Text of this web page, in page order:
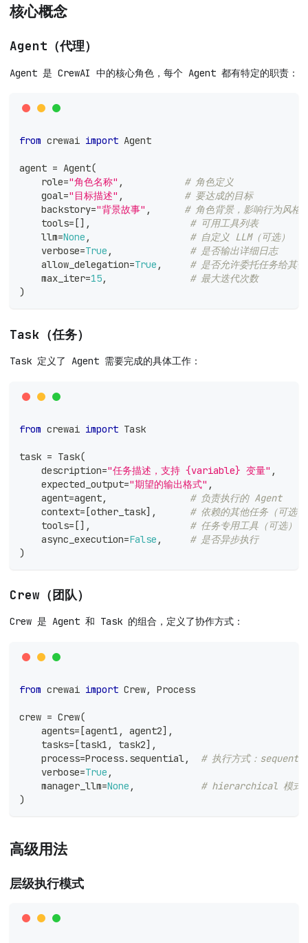
核心概念
Agent（代理）
Agent 是 CrewAI 中的核心角色，每个 Agent 都有特定的职责：
from crewai import Agent
agent = Agent(
    role
="角色名称" ,
# 角色定义
    goal
="目标描述" ,
# 要达成的目标
    backstory
="背景故事" ,
# 角色背景，影响行为风格
    tools
= [] ,
# 可用工具列表
    llm
=None ,
# 自定义 LLM（可选）
    verbose
=True ,
# 是否输出详细日志
    allow_delegation
=True ,
# 是否允许委托任务给其
    max_iter
=15,
# 最大迭代次数
)
Task（任务）
Task 定义了 Agent 需要完成的具体工作：
from crewai import Task
task = Task(
    description
="任务描述，支持 {variable} 变量" ,
    expected_output
="期望的输出格式" ,
    agent
=agent,
# 负责执行的 Agent
    context
= [other_task] ,
# 依赖的其他任务（可选）
    tools
= [] ,
# 任务专用工具（可选）
    async_execution
=False ,
# 是否异步执行
)
Crew（团队）
Crew 是 Agent 和 Task 的组合，定义了协作方式：
from crewai import Crew, Process
crew = Crew(
    agents
= [agent1 , agent2] ,
    tasks
= [task1 , task2] ,
    process
=Process. sequential,
# 执行方式：
    verbose
=True ,
    manager_llm
=None ,
# hierarchical 模式下
)
高级用法
层级执行模式